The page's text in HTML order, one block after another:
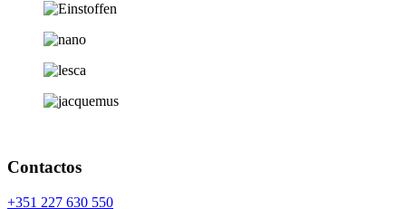
Contactos
+351 227 630 550